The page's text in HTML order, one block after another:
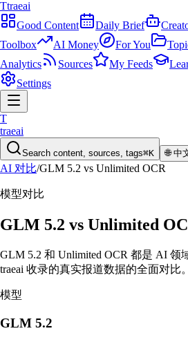
Ttraeai
Good Content
Daily Brief
Toolbox
AI Money For You
Analytics
Sources My Feeds
Settings
T
traeai
Search content, sources, tags⌘K 🌐中
AI 对比/GLM 5.2 vs Unlimited OCR
模型对比
GLM 5.2 vs Unlimited
GLM 5.2 和 Unlimited OCR 都是 AI 领
traeai 收录的真实报道数据的全面对比。
模型
GLM 5.2